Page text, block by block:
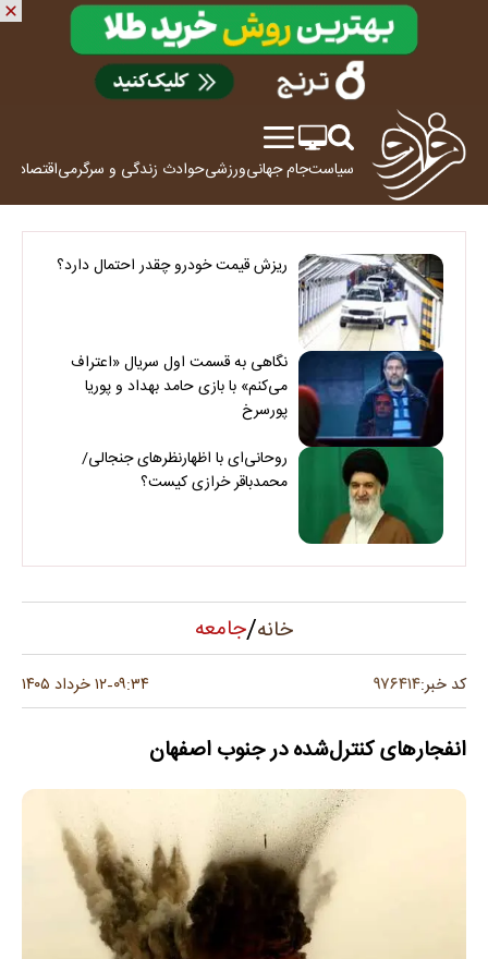
سیاستجام جهانیورزشیحوادث زندگی و سرگرمیاقتصاد
ریزش قیمت خودرو چقدر احتمال دارد؟
نگاهی به قسمت اول سریال «اعتراف
می‌کنم» با بازی حامد بهداد و پوریا
پورسرخ
روحانی‌ای با اظهارنظرهای جنجالی/
محمدباقر خرازی کیست؟
خانه/جامعه
کد خبر:۹۷۶۴۱۴ ۰۹:۳۴-۱۲ خرداد ۱۴۰۵
انفجارهای کنترل‌شده در جنوب اصفهان